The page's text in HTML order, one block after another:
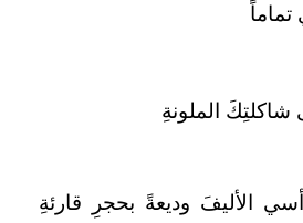
شاكلتِكَ الملونةِ
الأليفَ وديعةً بحجرِ قارئةِ